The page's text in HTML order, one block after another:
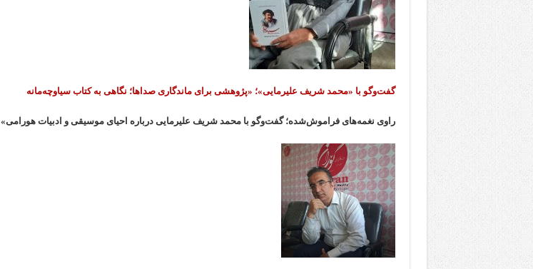
گفت‌وگو با «محمد شریف علیرمایی»؛ «پژوهشی برای ماندگاری صداها؛ نگاهی به کتاب سیاوچه‌مانه
راوی نغمه‌های فراموش‌شده؛ گفت‌وگو با محمد شریف علیرمایی درباره احیای موسیقی و ادبیات هورامی»